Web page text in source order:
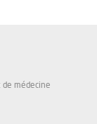
médecine